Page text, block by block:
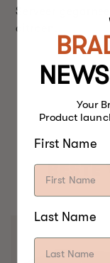
Serveer
citroen.
BESTE
Your
Product
First Name
Last Name